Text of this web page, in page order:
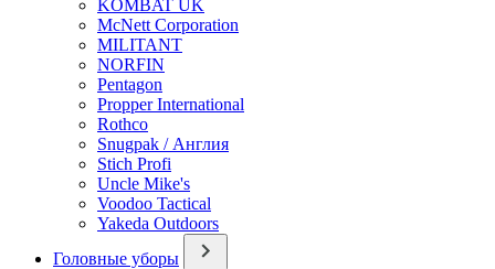
KOMBAT UK
McNett Corporation
MILITANT
NORFIN
Pentagon
Propper International
Rothco
Snugpak / Англия
Stich Profi
Uncle Mike's
Voodoo Tactical
Yakeda Outdoors
Головные уборы